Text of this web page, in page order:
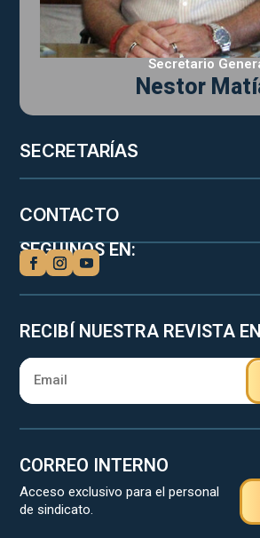
Secretario
Nestor
SECRETARÍAS
CONTACTO
SEGUINOS EN:
RECIBÍ NUESTRA REVISTA
CORREO INTERNO
Acceso exclusivo para el personal
de sindicato.